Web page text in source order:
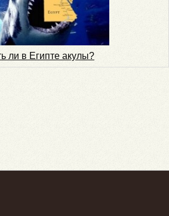
ли в Египте акулы?